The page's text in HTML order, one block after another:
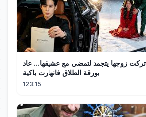
تركت زوجها يتجمد لتمضي مع عشيقها... عاد
بورقة الطلاق فانهارت باكية
123:15